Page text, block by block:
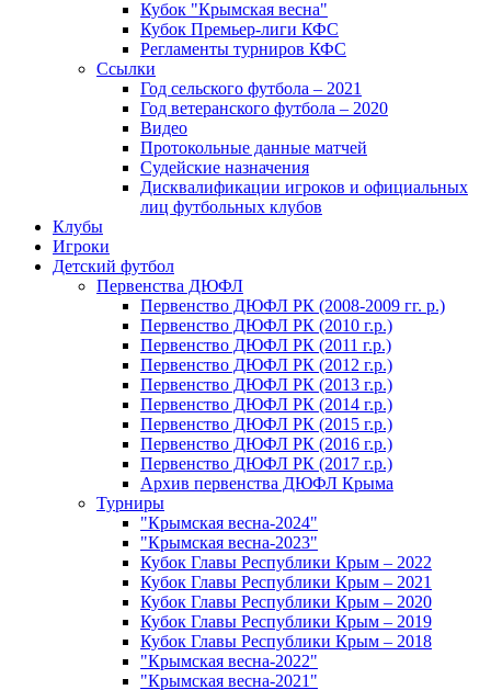
Кубок "Крымская весна"
Кубок Премьер-лиги КФС
Регламенты турниров КФС
Ссылки
Год сельского футбола – 2021
Год ветеранского футбола – 2020
Видео
Протокольные данные матчей
Судейские назначения
Дисквалификации игроков и официальных
лиц футбольных клубов
Клубы
Игроки
Детский футбол
Первенства ДЮФЛ
Первенство ДЮФЛ РК (2008-2009 гг. р.)
Первенство ДЮФЛ РК (2010 г.р.)
Первенство ДЮФЛ РК (2011 г.р.)
Первенство ДЮФЛ РК (2012 г.р.)
Первенство ДЮФЛ РК (2013 г.р.)
Первенство ДЮФЛ РК (2014 г.р.)
Первенство ДЮФЛ РК (2015 г.р.)
Первенство ДЮФЛ РК (2016 г.р.)
Первенство ДЮФЛ РК (2017 г.р.)
Архив первенства ДЮФЛ Крыма
Турниры
"Крымская весна-2024"
"Крымская весна-2023"
Кубок Главы Республики Крым – 2022
Кубок Главы Республики Крым – 2021
Кубок Главы Республики Крым – 2020
Кубок Главы Республики Крым – 2019
Кубок Главы Республики Крым – 2018
"Крымская весна-2022"
"Крымская весна-2021"